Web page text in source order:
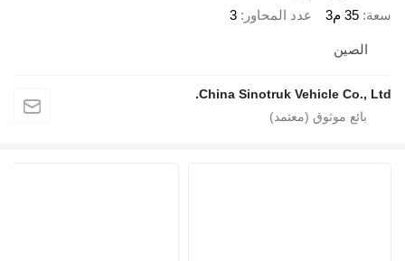
35 م3
عدد المحاور 3
China Sinotruk Vehicle